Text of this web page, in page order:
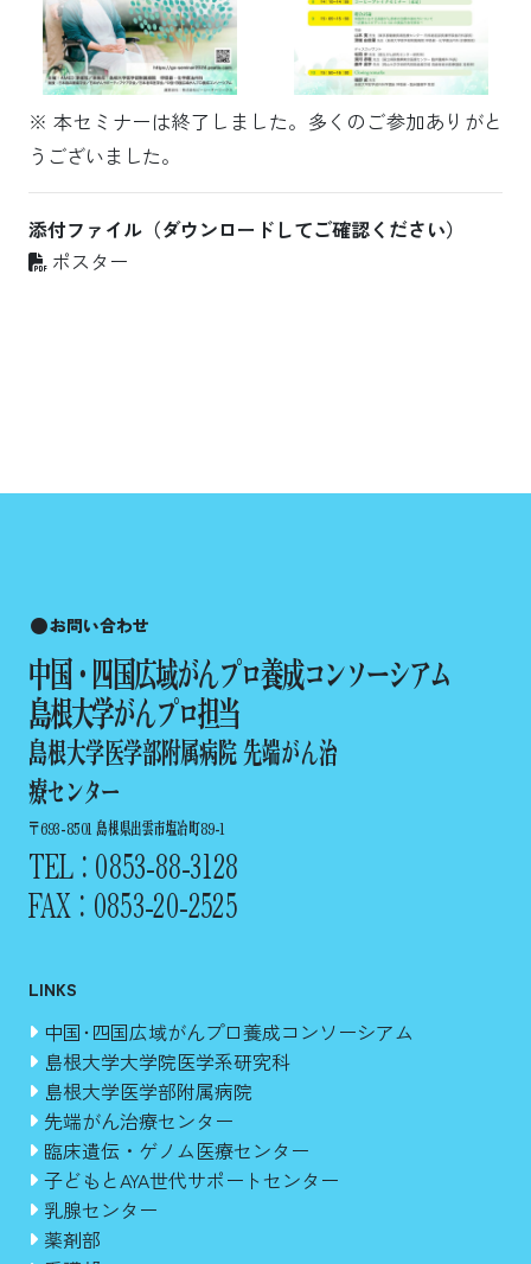
※ 本セミナーは終了しました。多くのご参加ありがと
うございました。
添付ファイル（ダウンロードしてご確認ください）
ポスター
お問い合わせ
中国・四国広域がんプロ養成コンソーシアム
島根大学がんプロ担当
島根大学医学部附属病院 先端がん治
療センター
〒693-8501 島根県出雲市塩冶町89-1
TEL：0853-88-3128
FAX：0853-20-2525
LINKS
中国･四国広域がんプロ養成コンソーシアム
島根大学大学院医学系研究科
島根大学医学部附属病院
先端がん治療センター
臨床遺伝・ゲノム医療センター
子どもとAYA世代サポートセンター
乳腺センター
薬剤部